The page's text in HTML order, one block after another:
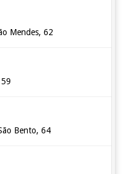
Mendes, 62
Bento, 64